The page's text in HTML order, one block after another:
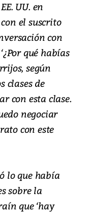
UU. en
el suscrito
con
qué habías
según
clases de
con esta clase.
negociar
con este
lo que había
sobre la
que ‘hay